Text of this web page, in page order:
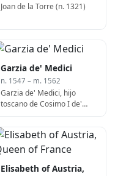
Joan de la Torre (n. 1321)
Garzia de' Medici
n. 1547 – m. 1562
Garzia de' Medici, hijo
toscano de Cosimo I de'
Toscana (fallecido en 1562)
Elisabeth of Austria,